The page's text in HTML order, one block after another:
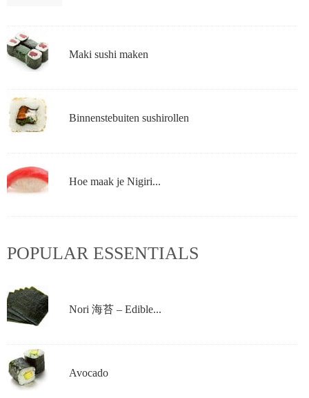
Maki sushi maken
Binnenstebuiten sushirollen
Hoe maak je Nigiri...
POPULAR ESSENTIALS
Nori 海苔 – Edible...
Avocado